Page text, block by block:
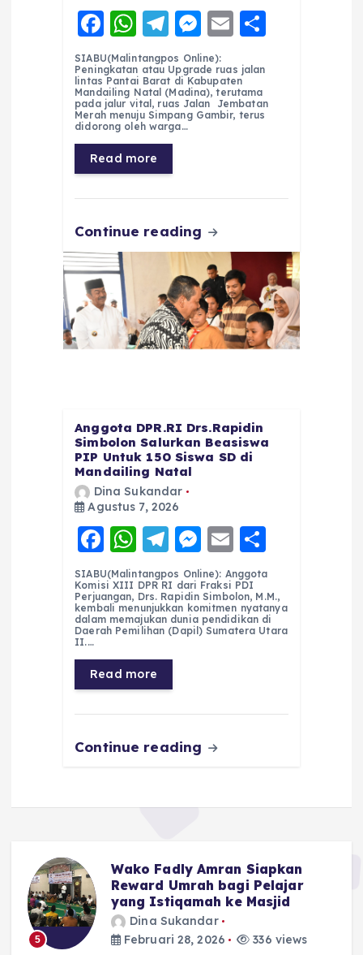
F
a
c
e
b
o
o
k
W
h
a
ts
A
p
p
T
el
e
g
r
a
m
M
e
ss
e
n
E
ai
l
re
SIABU(Malintangpos Online):
Peningkatan atau Upgrade ruas jalan
lintas Pantai Barat di Kabupaten
Mandailing Natal (Madina), terutama
pada jalur vital, ruas Jalan Jembatan
Merah menuju Simpang Gambir, terus
didorong oleh warga…
Read more
Continue reading
Anggota DPR.RI Drs.Rapidin
Simbolon Salurkan Beasiswa
PIP Untuk 150 Siswa SD di
Mandailing Natal
Dina Sukandar
Agustus 7, 2026
F
a
c
e
b
o
o
k
W
h
a
ts
A
p
p
T
el
e
g
r
a
m
M
e
ss
e
n
E
m
ai
l
h
a
re
SIABU(Malintangpos Online): Anggota
Komisi XIII DPR RI dari Fraksi PDI
Perjuangan, Drs. Rapidin Simbolon, M.M.,
kembali menunjukkan komitmen nyatanya
dalam memajukan dunia pendidikan di
Daerah Pemilihan (Dapil) Sumatera Utara
II.…
Read more
Continue reading
5
Wako Fadly Amran Siapkan
Reward Umrah bagi Pelajar
yang Istiqamah ke Masjid
Dina Sukandar
Februari 28, 2026
336 views